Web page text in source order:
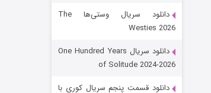
دانلود سریال وستی‌ها The
Westies 2026
دانلود سریال One Hundred Years
of Solitude 2024-2026
دانلود قسمت پنجم سریال کوری با